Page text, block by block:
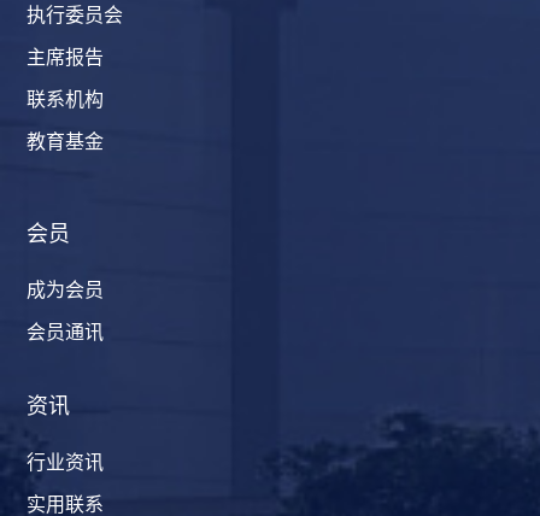
执行委员会
主席报告
联系机构
教育基金
会员
成为会员
会员通讯
资讯
行业资讯
实用联系